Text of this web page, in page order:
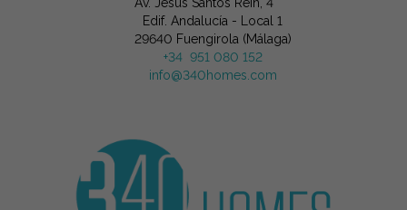
Edif. Andalucía - Local 1
29640 Fuengirola (Málaga)
+34 951 080 152
info@340homes.com